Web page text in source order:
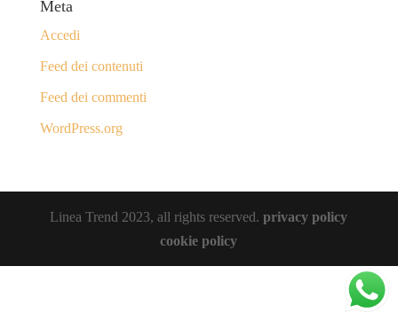
Meta
Accedi
Feed dei contenuti
Feed dei commenti
WordPress.org
Linea Trend 2023, all rights reserved.privacy policy
cookie policy